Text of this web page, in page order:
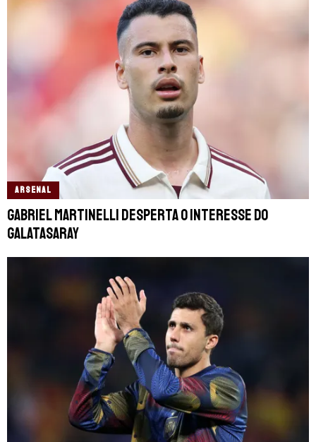
ARSENAL
Gabriel Martinelli desperta o interesse do
Galatasaray